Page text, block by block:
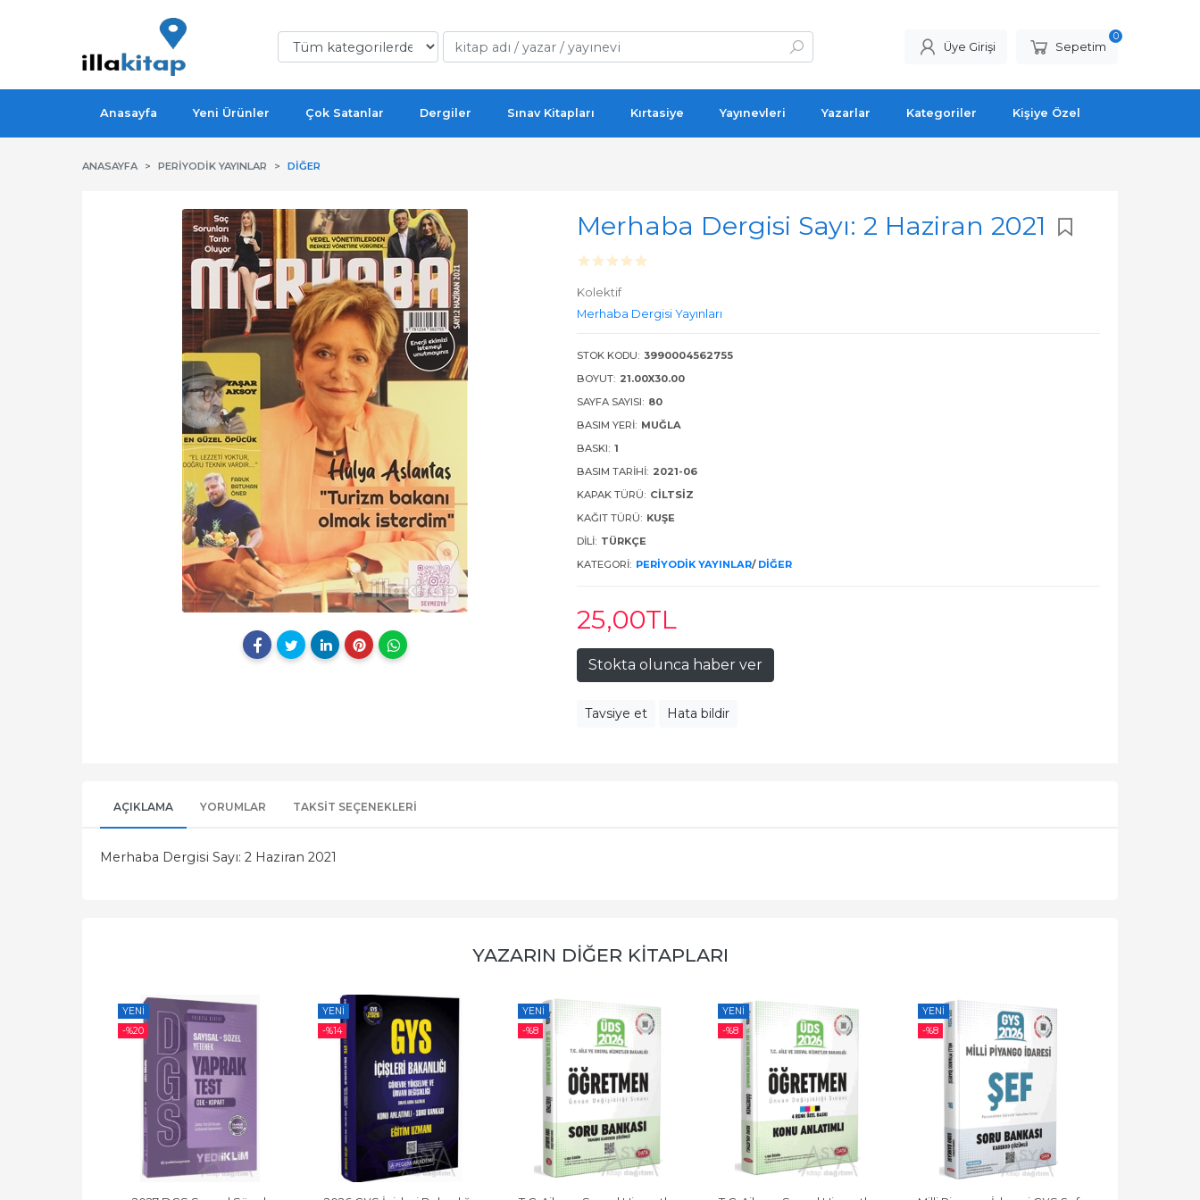
Üye Girişi Sepetim
0
Anasayfa Yeni Ürünler Çok Satanlar Dergiler Sınav Kitapları Kırtasiye Yayınevleri Yazarlar Kategoriler Kişiye Özel
ANASAYFA PERIYODIK YAYINLAR DIĞER
Merhaba Dergisi Sayı: 2 Haziran 2021
Kolektif
Merhaba Dergisi Yayınları
STOK KODU: 3990004562755
BOYUT: 21.00X30.00
SAYFA SAYISI: 80
BASIM YERI: MUĞLA
BASKI: 1
BASIM TARIHI: 2021-06
KAPAK TÜRÜ: CILTSIZ
KAĞIT TÜRÜ: KUŞE
DILI: TÜRKÇE
KATEGORI: PERIYODIK YAYINLAR/ DIĞER
25,00TL
Stokta olunca haber ver
Tavsiye et Hata bildir
AÇIKLAMA YORUMLAR TAKSIT SEÇENEKLERI
Merhaba Dergisi Sayı: 2 Haziran 2021
YAZARIN DIĞER KITAPLARI
YENI
-%20
YENI
-%14
YENI
-%8
YENI
-%8
YENI
-%8